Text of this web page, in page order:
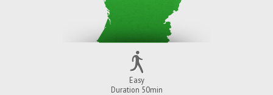
Easy
Duration 50min